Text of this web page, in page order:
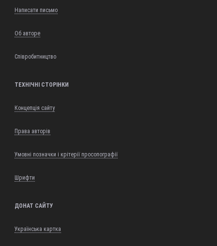
Написати письмо
Об авторе
Співробитництво
ТЕХНІЧНІ СТОРІНКИ
Концепція сайту
Права авторів
Умовні позначки і крітерії просопографії
Шрифти
ДОНАТ САЙТУ
Українська картка